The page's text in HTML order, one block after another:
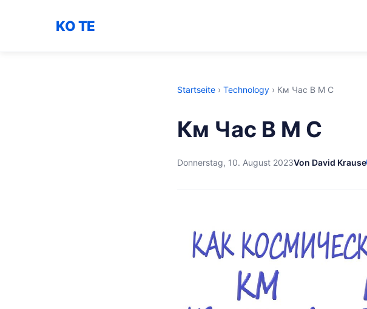
KO TE
Startseite › Technology › Км Час В М С
Км Час В М С
Donnerstag, 10. August 2023Von David Krause